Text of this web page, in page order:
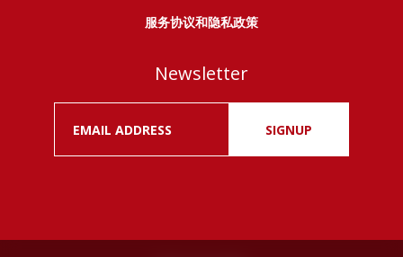
服务协议和隐私政策
Newsletter
SIGNUP